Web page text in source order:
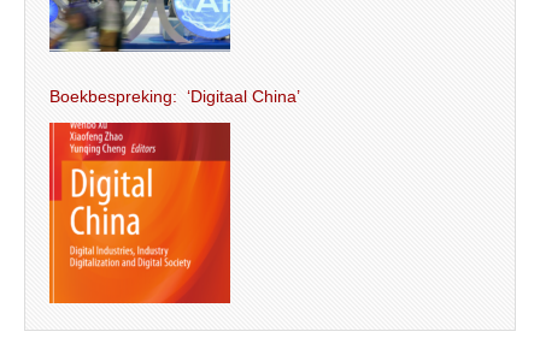
Boekbespreking: ‘Digitaal China’